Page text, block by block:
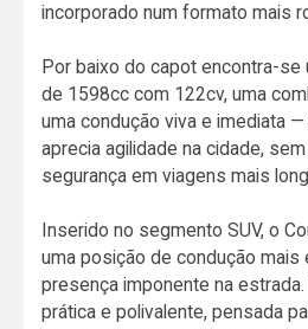
incorporado num formato mais
Por baixo do capot encontra-se
de 1598cc com 122cv, uma
uma condução viva e imediata
aprecia agilidade na cidade,
segurança em viagens mais
Inserido no segmento SUV, o
uma posição de condução mais
presença imponente na
prática e polivalente, pensada